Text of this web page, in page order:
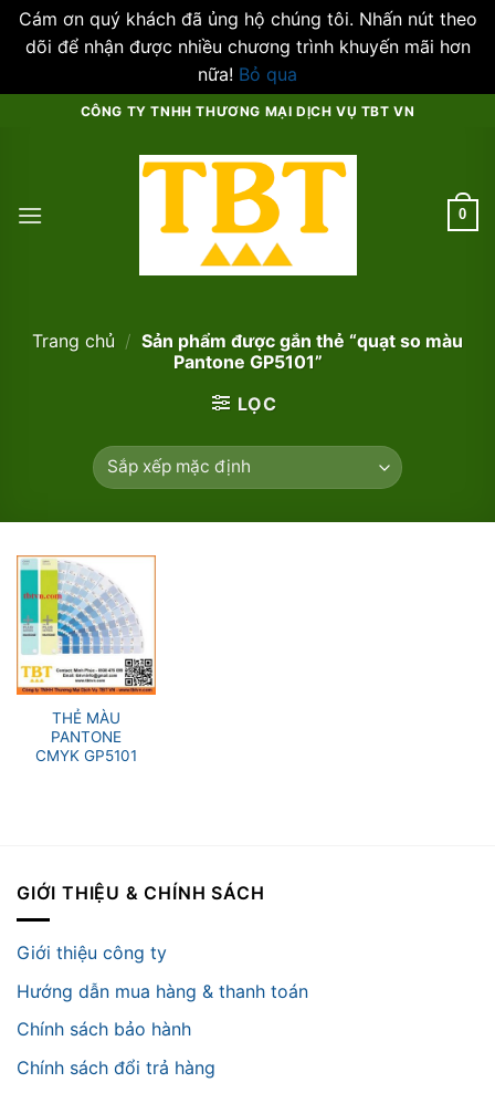
Cám ơn quý khách đã ủng hộ chúng tôi. Nhấn nút theo
dõi để nhận được nhiều chương trình khuyến mãi hơn
nữa! Bỏ qua
CÔNG TY TNHH THƯƠNG MẠI DỊCH VỤ TBT VN
0
Trang chủ / Sản phẩm được gắn thẻ “quạt so màu
Pantone GP5101”
LỌC
THẺ MÀU
PANTONE
CMYK GP5101
GIỚI THIỆU & CHÍNH SÁCH
Giới thiệu công ty
Hướng dẫn mua hàng & thanh toán
Chính sách bảo hành
Chính sách đổi trả hàng